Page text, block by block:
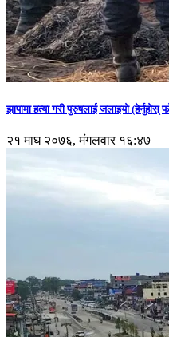
झापामा हत्या गरी पुरुषलाई जलाइयो (हेर्नुहाेस्
२१ माघ २०७६, मंगलवार १६:४७